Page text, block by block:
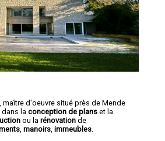
maître d'oeuvre situé près de Mende
dans la conception de plans et la
ou la rénovation de
manoirs immeubles